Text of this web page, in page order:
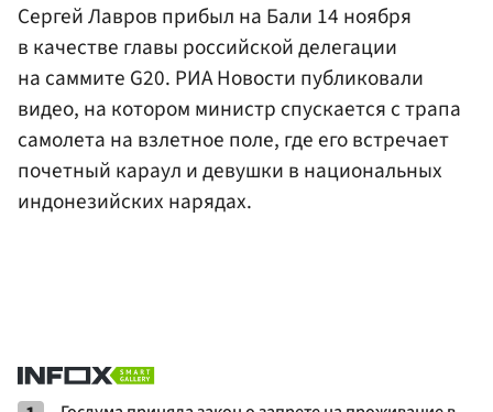
Сергей Лавров прибыл на Бали 14 ноября
в качестве главы российской делегации
на саммите G20. РИА Новости публиковали
видео, на котором министр спускается с трапа
самолета на взлетное поле, где его встречает
почетный караул и девушки в национальных
индонезийских нарядах.